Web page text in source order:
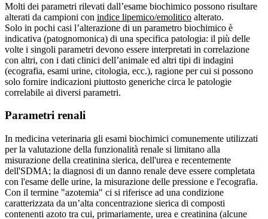
Molti dei parametri rilevati dall’esame biochimico possono risultare
alterati da campioni con indice lipemico/emolitico alterato.
Solo in pochi casi l’alterazione di un parametro biochimico è
indicativa (patognomonica) di una specifica patologia: il più delle
volte i singoli parametri devono essere interpretati in correlazione
con altri, con i dati clinici dell’animale ed altri tipi di indagini
(ecografia, esami urine, citologia, ecc.), ragione per cui si possono
solo fornire indicazioni piuttosto generiche circa le patologie
correlabile ai diversi parametri.
Parametri renali
In medicina veterinaria gli esami biochimici comunemente utilizzati
per la valutazione della funzionalità renale si limitano alla
misurazione della creatinina sierica, dell'urea e recentemente
dell'SDMA; la diagnosi di un danno renale deve essere completata
con l'esame delle urine, la misurazione delle pressione e l'ecografia.
Con il termine "azotemia" ci si riferisce ad una condizione
caratterizzata da un’alta concentrazione sierica di composti
contenenti azoto tra cui, primariamente, urea e creatinina (alcune